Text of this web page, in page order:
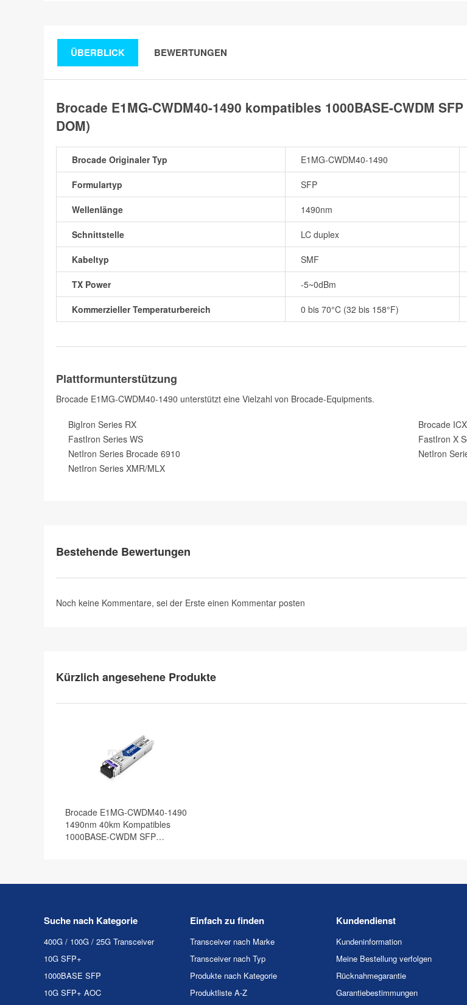
ÜBERBLICK BEWERTUNGEN
Brocade E1MG-CWDM40-1490 kompatibles 1000BASE-CWDM
DOM)
Brocade Originaler Typ E1MG-CWDM40-1490
Formulartyp SFP
Wellenlänge 1490nm
Schnittstelle LC duplex
Kabeltyp SMF
TX Power -5~0dBm
Kommerzieller Temperaturbereich 0 bis 70°C (32 bis 158°F)
Plattformunterstützung
Brocade E1MG-CWDM40-1490 unterstützt eine Vielzahl von Brocade-Equipments.
BigIron Series RX
Brocade
FastIron Series WS
FastIron X
NetIron Series Brocade 6910
NetIron
NetIron Series XMR/MLX
Bestehende Bewertungen
Noch keine Kommentare, sei der Erste einen Kommentar posten
Kürzlich angesehene Produkte
Brocade E1MG-CWDM40-1490
1490nm 40km Kompatibles
1000BASE-CWDM SFP
Suche nach Kategorie
400G / 100G / 25G Transceiver
10G SFP+
1000BASE SFP
10G SFP+ AOC
Einfach zu finden
Transceiver nach Marke
Transceiver nach Typ
Produkte nach Kategorie
Produktliste A-Z
Kundendienst
Kundeninformation
Meine Bestellung verfolgen
Rücknahmegarantie
Garantiebestimmungen